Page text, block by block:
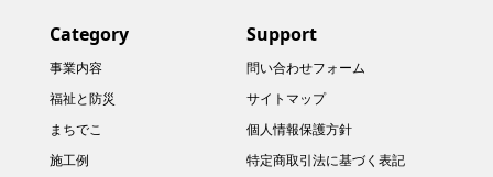
Category
事業内容
福祉と防災
まちでこ
施工例
Support
問い合わせフォーム
サイトマップ
個人情報保護方針
特定商取引法に基づく表記